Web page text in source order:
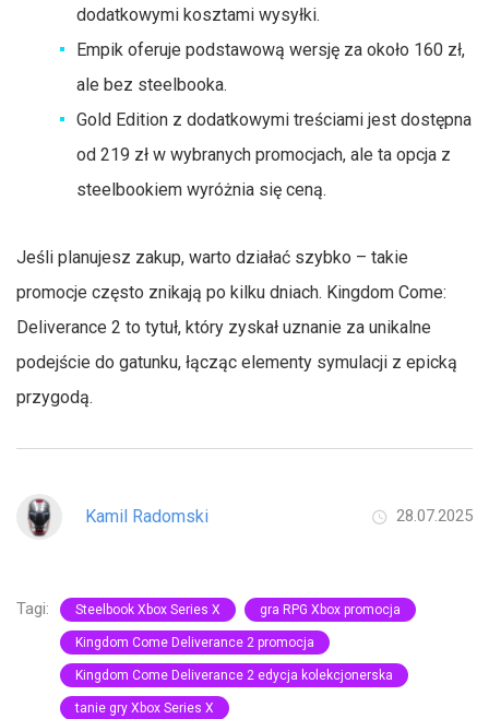
dodatkowymi kosztami wysyłki.
Empik oferuje podstawową wersję za około 160 zł,
ale bez steelbooka.
Gold Edition z dodatkowymi treściami jest dostępna
od 219 zł w wybranych promocjach, ale ta opcja z
steelbookiem wyróżnia się ceną.
Jeśli planujesz zakup, warto działać szybko – takie
promocje często znikają po kilku dniach. Kingdom Come:
Deliverance 2 to tytuł, który zyskał uznanie za unikalne
podejście do gatunku, łącząc elementy symulacji z epicką
przygodą.
Kamil Radomski 28.07.2025
Tagi: Steelbook Xbox Series X gra RPG Xbox promocja
Kingdom Come Deliverance 2 promocja
Kingdom Come Deliverance 2 edycja kolekcjonerska
tanie gry Xbox Series X